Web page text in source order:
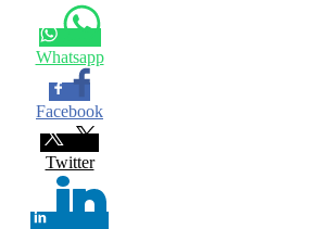
Whatsapp
Facebook
Twitter